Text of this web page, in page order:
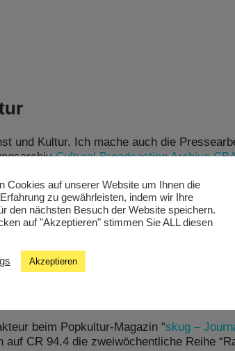
und Kultur. Ich mache auch die
Cultural Broadcasting Archive
die Musikprogrammgestaltung, die
größeren und kleinen Festivals und
im Printjournalismus. Erste
um 1998, wo für zwei Jahre die
on air waren.
Festivals betreut und war als DJ
beim Popkultur-Magazin “skug –
CR 94.4 die zweiwöchentliche Reihe
Cookies auf unserer Website um Ihnen die
zu gewährleisten, indem wir Ihre
den nächsten Besuch der Website speichern.
auf "Akzeptieren" stimmen Sie ALL diesen
Akzeptieren